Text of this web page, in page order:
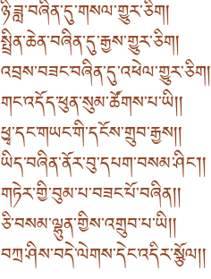
ཉི་ཟླ་བཞིན་དུ་གསལ་གྱུར་ཅིག །
སྤྲིན་ཆེན་བཞིན་དུ་རྒྱས་གྱུར་ཅིག །
འབྲས་བཟང་བཞིན་དུ་འཕེལ་གྱུར་ཅིག །
གང་འདོད་ཕུན་སུམ་ཚོགས་པ་ཡི། །
ཕྱྭ་དང་གཡང་གི་དངོས་གྲུབ་རྒྱས། །
ཡིད་བཞིན་ནོར་བུ་དཔག་བསམ་ཤིང༌། །
གཏེར་གྱི་བུམ་པ་བཟང་པོ་བཞིན། །
ཅི་བསམ་ལྷུན་གྱིས་འགྲུབ་པ་ཡི། །
བཀྲ་ཤིས་བདེ་ལེགས་དེང་འདིར་སྩོལ། །